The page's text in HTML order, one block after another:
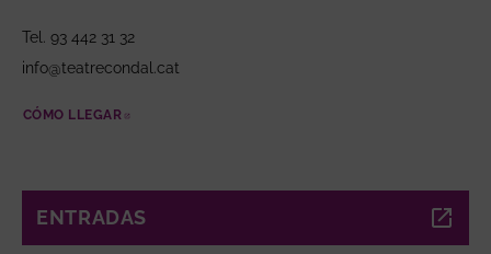
Tel. 93 442 31 32
info@teatrecondal.cat
CÓMO LLEGAR
ENTRADAS